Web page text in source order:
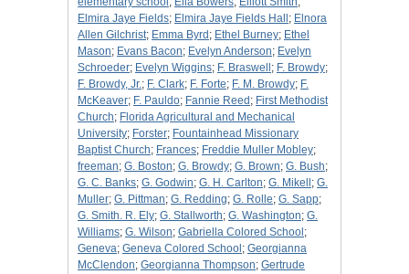
Elmira Jaye Fields; Elmira Jaye Fields Hall ; Elnora
Allen Gilchrist; Emma Byrd ; Ethel Burney; Ethel
Mason; Evans Bacon; Evelyn Anderson; Evelyn
Schroeder; Evelyn Wiggins; F. Braswell ; F. Browdy;
F. Browdy, Jr.; F. Clark; F. Forte; F. M. Browdy; F.
McKeaver; F. Pauldo; Fannie Reed ; First Methodist
Church; Florida Agricultural and Mechanical
University; Forster; Fountainhead Missionary
Baptist Church; Frances; Freddie Muller Mobley;
freeman; G. Boston; G. Browdy; G. Brown; G. Bush;
G. C. Banks; G. Godwin; G. H. Carlton; G. Mikell ; G.
Muller; G. Pittman; G. Redding; G. Rolle; G. Sapp;
G. Smith. R. Ely; G. Stallworth; G. Washington; G.
Williams; G. Wilson; Gabriella Colored School ;
Geneva; Geneva Colored School ; Georgianna
McClendon; Georgianna Thompson; Gertrude